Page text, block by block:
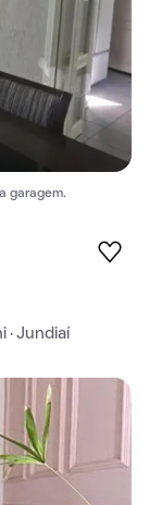
garagem.
· Jundiaí